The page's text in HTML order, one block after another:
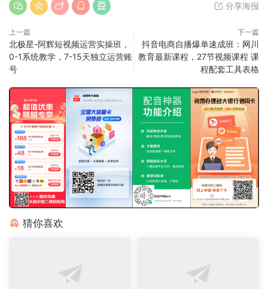
分享海报
上一篇
北极星-阿辉短视频运营实操班，
0-1系统教学，​7-15天独立运营账
号
下一篇
抖音电商自播爆单速成班：网川
教育最新课程，27节视频课程 课
程配套工具表格
猜你喜欢